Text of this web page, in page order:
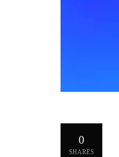
0
SHARES